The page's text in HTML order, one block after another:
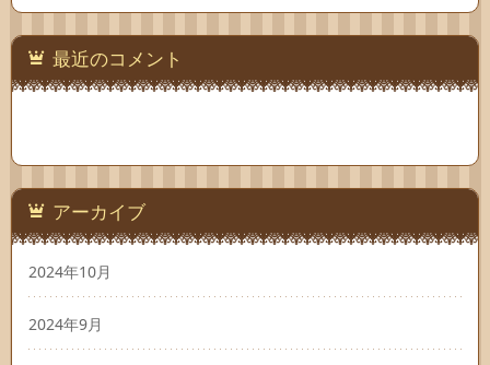
最近のコメント
アーカイブ
2024年10月
2024年9月